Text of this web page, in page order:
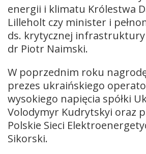
energii i klimatu Królestwa
Lilleholt czy minister i
ds. krytycznej
dr Piotr Naimski.
W poprzednim roku
prezes ukraińskiego
wysokiego napięcia spółki
Volodymyr Kudrytskyi oraz
Polskie Sieci
Sikorski.